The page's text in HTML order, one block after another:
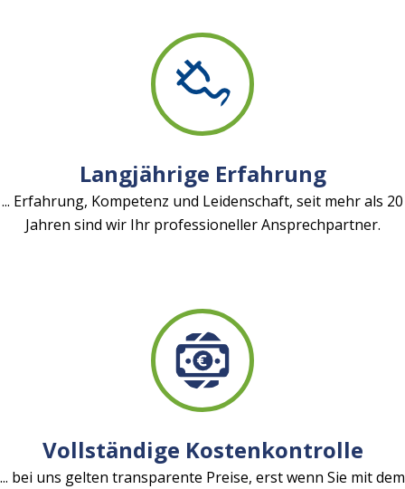
Langjährige Erfahrung
... Erfahrung, Kompetenz und Leidenschaft, seit mehr als 20
Jahren sind wir Ihr professioneller Ansprechpartner.
Vollständige Kostenkontrolle
... bei uns gelten transparente Preise, erst wenn Sie mit dem